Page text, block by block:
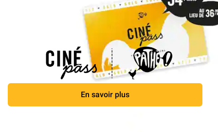
En savoir plus